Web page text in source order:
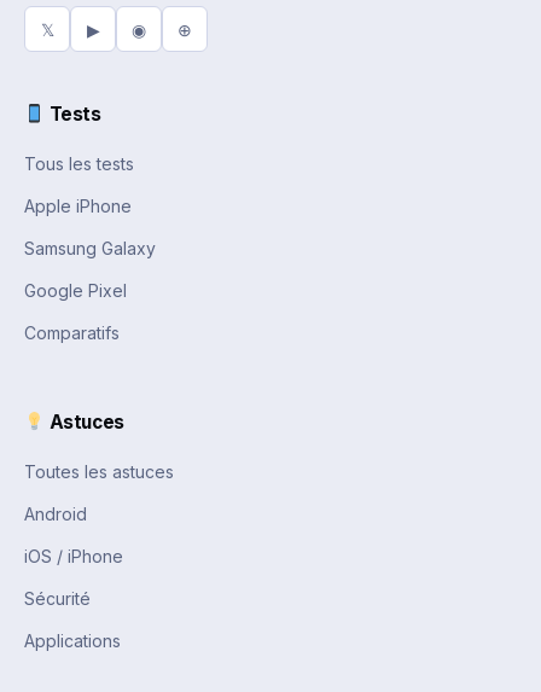
𝕏 ▶ ◉ ⊕
Tests
Tous les tests
Apple iPhone
Samsung Galaxy
Google Pixel
Comparatifs
Astuces
Toutes les astuces
Android
iOS / iPhone
Sécurité
Applications